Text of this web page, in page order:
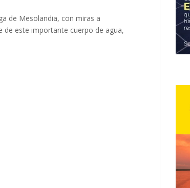
de Mesolandia, con miras a
de este importante cuerpo de agua,